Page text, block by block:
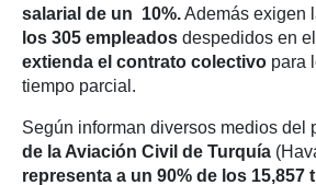
salarial de un 10%.Además exigen
los 305 empleados despedidos en
extienda el contrato colectivo para
tiempo parcial.
Según informan diversos medios del
de la Aviación Civil de Turquía
representa a un 90% de los 15,857